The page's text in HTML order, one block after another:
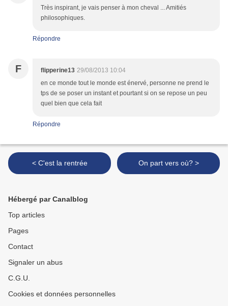
Très inspirant, je vais penser à mon cheval ... Amitiés
philosophiques.
Répondre
F flipperine13 29/08/2013 10:04
en ce monde tout le monde est énervé, personne ne prend le
tps de se poser un instant et pourtant si on se repose un peu
quel bien que cela fait
Répondre
< C'est la rentrée On part vers où? >
Hébergé par Canalblog
Top articles
Pages
Contact
Signaler un abus
C.G.U.
Cookies et données personnelles